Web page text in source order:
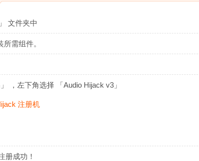
文件夹中
需组件。
，左下角选择 「Audio Hijack v3」
册成功！